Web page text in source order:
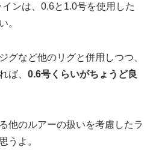
ンは、0.6と1.0号を使用した
。
グなど他のリグと併用しつつ、
ば、 0.6号くらいがちょうど良
他のルアーの扱いを考慮したラ
うよ。